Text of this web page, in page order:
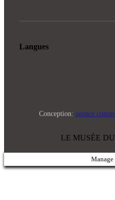
Langues
Conception: agence
LE MUSÉE
Manage